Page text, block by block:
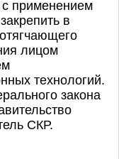
применением
в
лицом
технологий.
закона
СКР.